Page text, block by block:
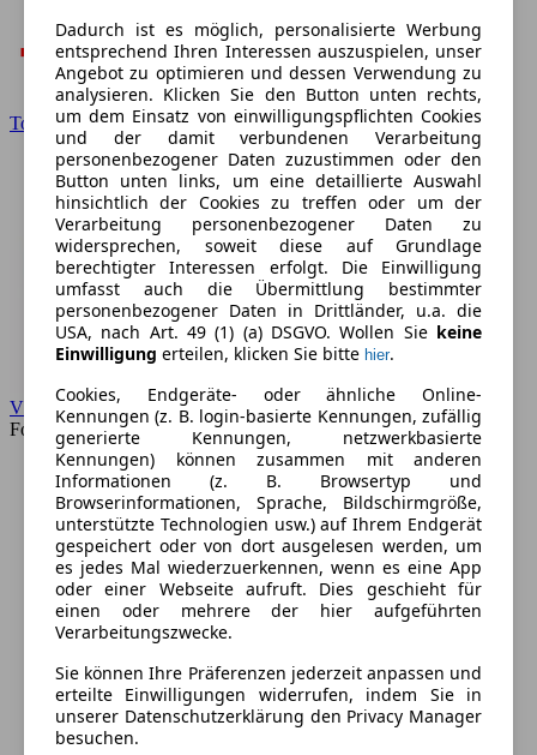
Toyota
VW
Forum
Dadurch ist es möglich, personalisierte Werbung
entsprechend Ihren Interessen auszuspielen, unser
Angebot zu optimieren und dessen Verwendung zu
analysieren. Klicken Sie den Button unten rechts,
um dem Einsatz von einwilligungspflichten Cookies
und der damit verbundenen Verarbeitung
personenbezogener Daten zuzustimmen oder den
Button unten links, um eine detaillierte Auswahl
hinsichtlich der Cookies zu treffen oder um der
Verarbeitung personenbezogener Daten zu
widersprechen, soweit diese auf Grundlage
berechtigter Interessen erfolgt. Die Einwilligung
umfasst auch die Übermittlung bestimmter
personenbezogener Daten in Drittländer, u.a. die
USA, nach Art. 49 (1) (a) DSGVO. Wollen Sie keine
Einwilligung erteilen, klicken Sie bitte hier.
Cookies, Endgeräte- oder ähnliche Online-
Kennungen (z. B. login-basierte Kennungen, zufällig
generierte Kennungen, netzwerkbasierte
Kennungen) können zusammen mit anderen
Informationen (z. B. Browsertyp und
Browserinformationen, Sprache, Bildschirmgröße,
unterstützte Technologien usw.) auf Ihrem Endgerät
gespeichert oder von dort ausgelesen werden, um
es jedes Mal wiederzuerkennen, wenn es eine App
oder einer Webseite aufruft. Dies geschieht für
einen oder mehrere der hier aufgeführten
Verarbeitungszwecke.
Sie können Ihre Präferenzen jederzeit anpassen und
erteilte Einwilligungen widerrufen, indem Sie in
unserer Datenschutzerklärung den Privacy Manager
besuchen.